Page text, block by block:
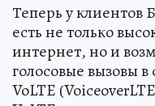
Теперь у
есть не только
интернет, но и
голосовые вызовы
VoLTE